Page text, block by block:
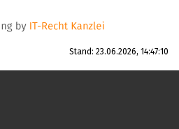
Stand: 23.06.2026, 14:47:10